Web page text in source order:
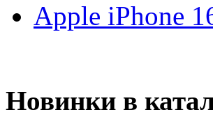
Apple iPhone
Новинки в